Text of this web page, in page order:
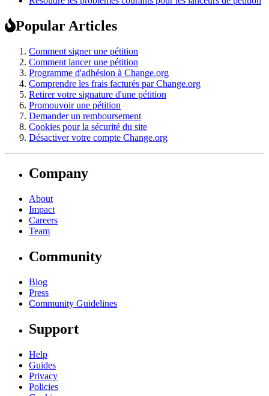
Popular Articles
Comment signer une pétition
Comment lancer une pétition
Programme d'adhésion à Change.org
Comprendre les frais facturés par Change.org
Retirer votre signature d'une pétition
Promouvoir une pétition
Demander un remboursement
Cookies pour la sécurité du site
Désactiver votre compte Change.org
Company
About
Impact
Careers
Team
Community
Blog
Press
Community Guidelines
Support
Help
Guides
Privacy
Policies